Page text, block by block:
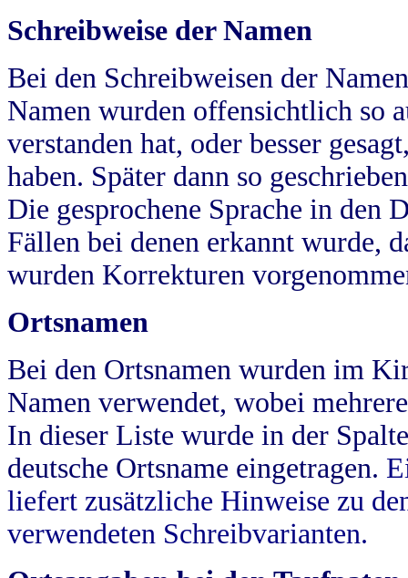
Schreibweise der Namen
Bei den Schreibweisen der
Namen wurden offensichtlich so
verstanden hat, oder besser
haben. Später dann so
Die gesprochene Sprache in
Fällen bei denen erkannt wurde,
wurden Korrekturen
Ortsnamen
Bei den Ortsnamen wurden im
Namen verwendet, wobei
In dieser Liste wurde in der
deutsche Ortsname eingetragen.
liefert zusätzliche Hinweise zu
verwendeten Schreibvarianten.